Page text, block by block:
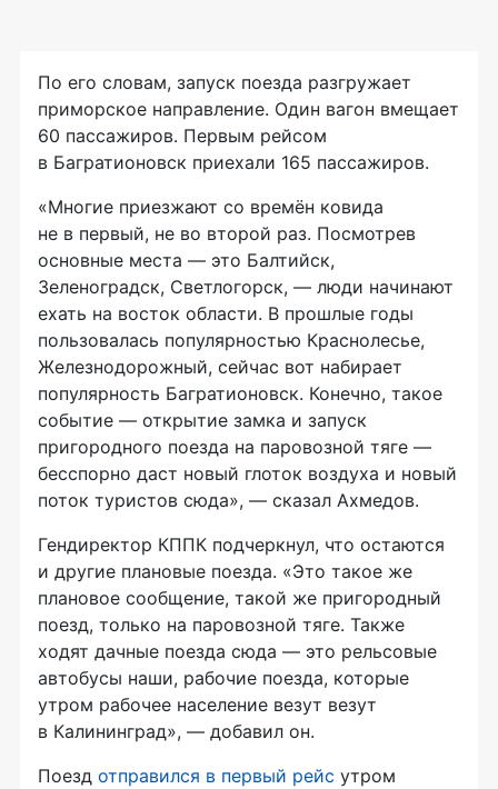
По его словам, запуск поезда разгружает
приморское направление. Один вагон вмещает
60 пассажиров. Первым рейсом
в Багратионовск приехали 165 пассажиров.
«Многие приезжают со времён ковида
не в первый, не во второй раз. Посмотрев
основные места — это Балтийск,
Зеленоградск, Светлогорск, — люди начинают
ехать на восток области. В прошлые годы
пользовалась популярностью Краснолесье,
Железнодорожный, сейчас вот набирает
популярность Багратионовск. Конечно, такое
событие — открытие замка и запуск
пригородного поезда на паровозной тяге —
бесспорно даст новый глоток воздуха и новый
поток туристов сюда», — сказал Ахмедов.
Гендиректор КППК подчеркнул, что остаются
и другие плановые поезда. «Это такое же
плановое сообщение, такой же пригородный
поезд, только на паровозной тяге. Также
ходят дачные поезда сюда — это рельсовые
автобусы наши, рабочие поезда, которые
утром рабочее население везут везут
в Калининград», — добавил он.
Поезд отправился в первый рейс утром